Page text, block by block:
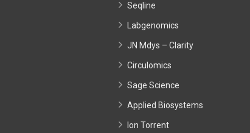
Seqline
Labgenomics
JN Mdys – Clarity
Circulomics
Sage Science
Applied Biosystems
Ion Torrent